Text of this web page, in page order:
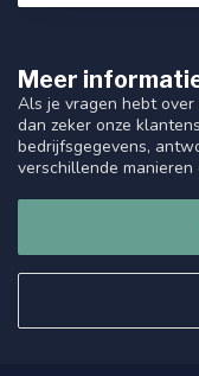
Meer
Als je vragen hebt
dan zeker onze
bedrijfsgegevens,
verschillende